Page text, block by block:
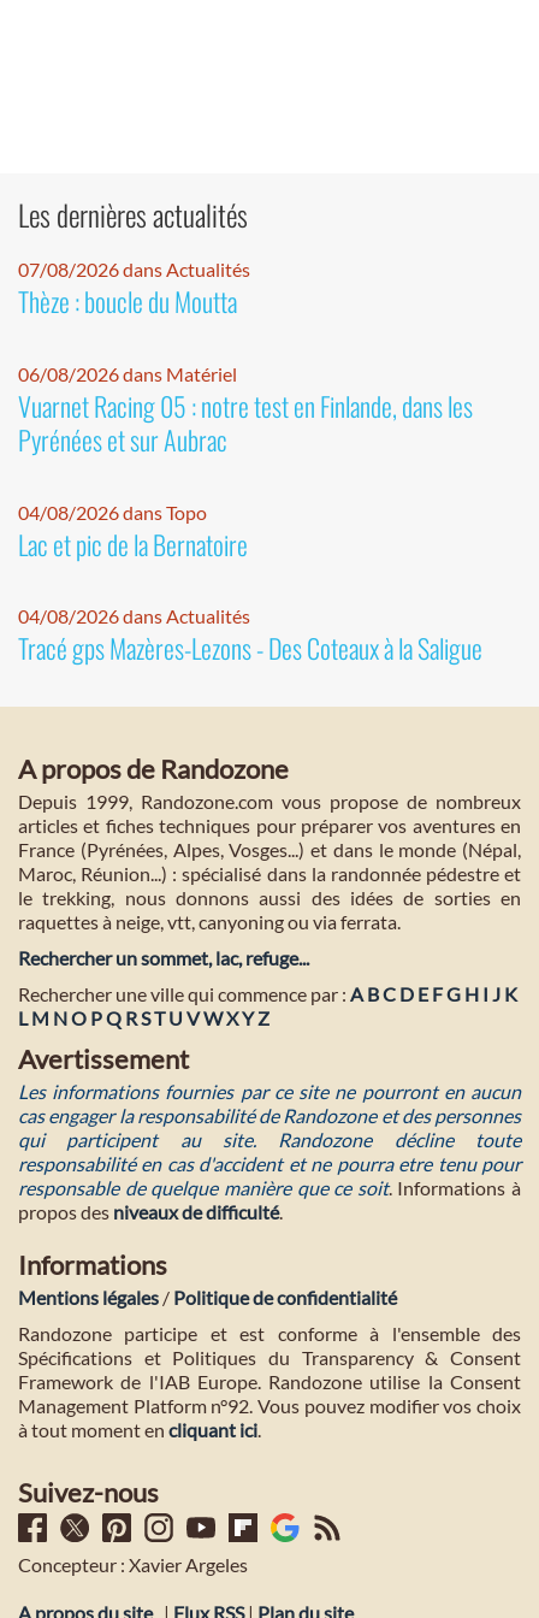
Les dernières actualités
07/08/2026 dans Actualités
Thèze : boucle du Moutta
06/08/2026 dans Matériel
Vuarnet Racing 05 : notre test en Finlande, dans les
Pyrénées et sur Aubrac
04/08/2026 dans Topo
Lac et pic de la Bernatoire
04/08/2026 dans Actualités
Tracé gps Mazères-Lezons - Des Coteaux à la Saligue
A propos de Randozone
Depuis 1999, Randozone.com vous propose de nombreux
articles et fiches techniques pour préparer vos aventures en
France (Pyrénées, Alpes, Vosges...) et dans le monde (Népal,
Maroc, Réunion...) : spécialisé dans la randonnée pédestre et
le trekking, nous donnons aussi des idées de sorties en
raquettes à neige, vtt, canyoning ou via ferrata.
Rechercher un sommet, lac, refuge...
Rechercher une ville qui commence par : A BC D E FG H I J K
L M NO PQ RST U VWXYZ
Avertissement
Les informations fournies par ce site ne pourront en aucun
cas engager la responsabilité de Randozone et des personnes
qui participent au site. Randozone décline toute
responsabilité en cas d'accident et ne pourra etre tenu pour
responsable de quelque manière que ce soit. Informations à
propos des niveaux de difficulté.
Informations
Mentions légales / Politique de confidentialité
Randozone participe et est conforme à l'ensemble des
Spécifications et Politiques du Transparency & Consent
Framework de l'IAB Europe. Randozone utilise la Consent
Management Platform n°92. Vous pouvez modifier vos choix
à tout moment en cliquant ici.
Suivez-nous
Concepteur : Xavier Argeles
A propos du site | Flux RSS| Plan du site